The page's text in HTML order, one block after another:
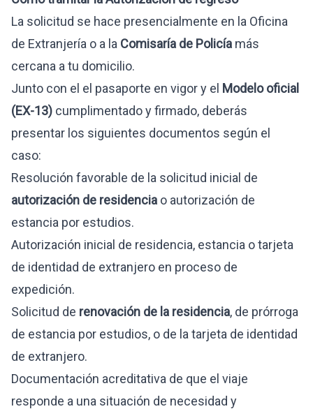
La solicitud se hace presencialmente en la Oficina
de Extranjería o a la Comisaría de Policía más
cercana a tu domicilio.
Junto con el el pasaporte en vigor y el Modelo oficial
(EX-13) cumplimentado y firmado, deberás
presentar los siguientes documentos según el
caso:
Resolución favorable de la solicitud inicial de
autorización de residencia o autorización de
estancia por estudios.
Autorización inicial de residencia, estancia o tarjeta
de identidad de extranjero en proceso de
expedición.
Solicitud de renovación de la residencia, de prórroga
de estancia por estudios, o de la tarjeta de identidad
de extranjero.
Documentación acreditativa de que el viaje
responde a una situación de necesidad y